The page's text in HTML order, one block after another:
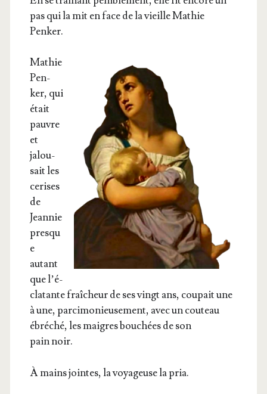
pas qui la mit en face de la vieille Mathie
Penker.
Mathie
Pen­
ker, qui
était
pauvre
et
jalou­
sait les
cerises
de
Jean­nie
presqu
e
autant
que l’é­
cla­tante fraî­cheur de ses vingt ans, cou­pait une
à une, par­ci­mo­nieu­se­ment, avec un cou­teau
ébré­ché, les maigres bou­chées de son
pain noir.
À mains jointes, la voya­geuse la pria.